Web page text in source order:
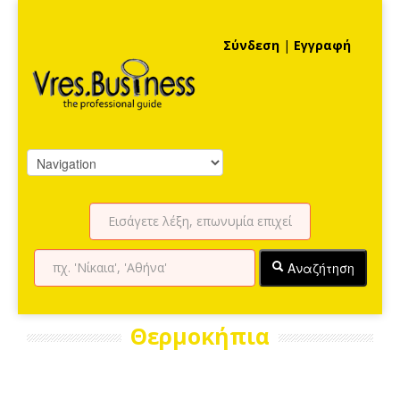
Σύνδεση | Εγγραφή
Αναζήτηση
Θερμοκήπια